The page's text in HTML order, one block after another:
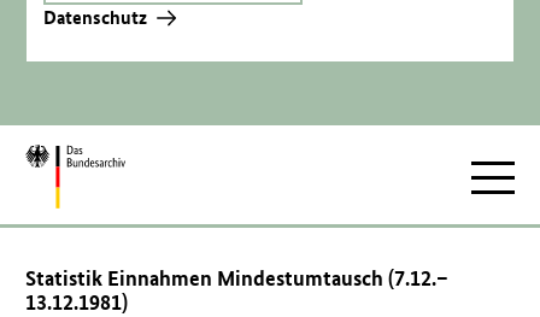
Datenschutz
Zur
Statistik Einnahmen Mindestumtausch (7.12.–
13.12.1981)